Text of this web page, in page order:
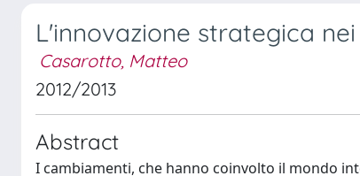
L'innovazione strategica
Casarotto, Matteo
2012/2013
Abstract
I cambiamenti, che hanno coinvolto il mondo